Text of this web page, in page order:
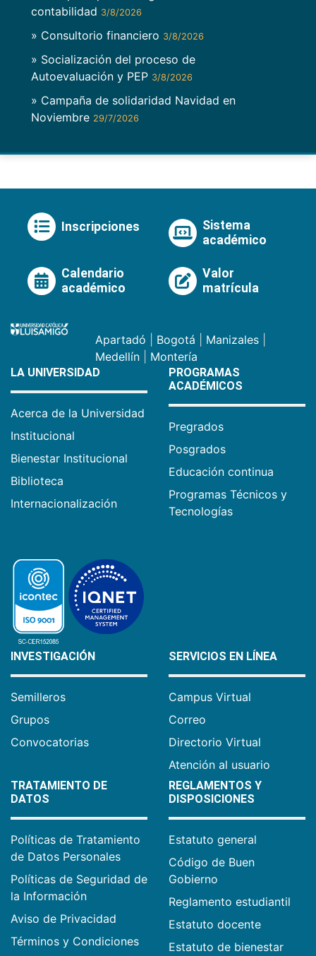
contabilidad 3/8/2026
» Consultorio financiero 3/8/2026
» Socialización del proceso de
Autoevaluación y PEP 3/8/2026
» Campaña de solidaridad Navidad en
Noviembre 29/7/2026
Inscripciones
Sistema
académico
Calendario
académico
Valor
matrícula
Apartadó Bogotá Manizales
Medellín
Montería
LA UNIVERSIDAD
Acerca de la Universidad
Institucional
Bienestar Institucional
Biblioteca
Internacionalización
PROGRAMAS
ACADÉMICOS
Pregrados
Posgrados
Educación continua
Programas Técnicos y
Tecnologías
INVESTIGACIÓN
Semilleros
Grupos
Convocatorias
SERVICIOS EN LÍNEA
Campus Virtual
Correo
Directorio Virtual
Atención al usuario
TRATAMIENTO DE
DATOS
Políticas de Tratamiento
de Datos Personales
Políticas de Seguridad de
la Información
Aviso de Privacidad
Términos y Condiciones
REGLAMENTOS Y
DISPOSICIONES
Estatuto general
Código de Buen
Gobierno
Reglamento estudiantil
Estatuto docente
Estatuto de bienestar